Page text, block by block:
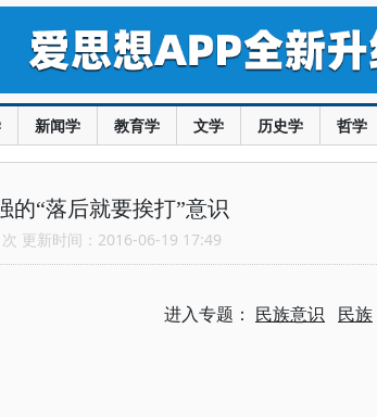
新闻学 教育学 文学 历史学 哲学
的“落后就要挨打”意识
更新时间：2016-06-19 17:49
进入专题： 民族意识 民族